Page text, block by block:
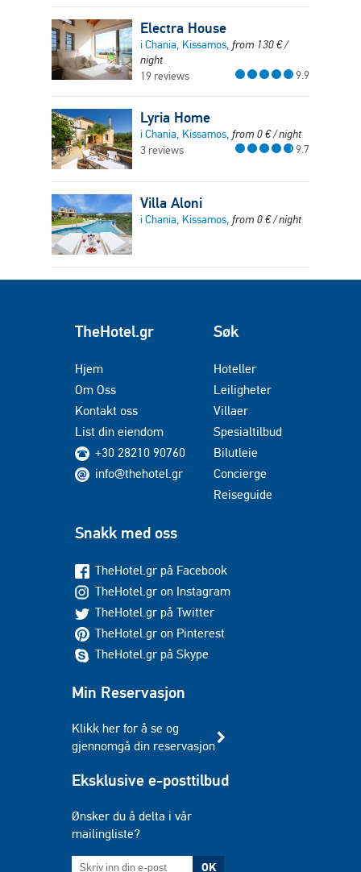
Electra House
i Chania, Kissamos, from 130€/
night
19 reviews
9.9
Lyria Home
i Chania, Kissamos, from 0€/ night
3 reviews
9.7
Villa Aloni
i Chania, Kissamos, from 0€/ night
TheHotel.gr
Hjem
Om Oss
Kontakt oss
List din eiendom
+30 28210 90760
info@thehotel.gr
Søk
Hoteller
Leiligheter
Villaer
Spesialtilbud
Bilutleie
Concierge
Reiseguide
Snakk med oss
TheHotel.gr på Facebook
TheHotel.gr on Instagram
TheHotel.gr på Twitter
TheHotel.gr on Pinterest
TheHotel.gr på Skype
Min Reservasjon
Klikk her for å se og
gjennomgå din reservasjon
Eksklusive e-posttilbud
Ønsker du å delta i vår
mailingliste?
OK